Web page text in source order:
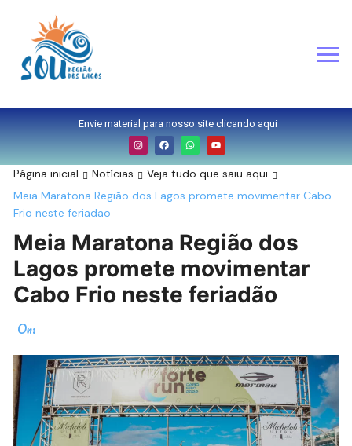
Envie material para nosso site clicando aqui
Página inicial Notícias
Veja tudo que saiu aqui
Meia Maratona Região dos Lagos promete movimentar Cabo
Frio neste feriadão
Meia Maratona Região dos
Lagos promete movimentar
Cabo Frio neste feriadão
On: